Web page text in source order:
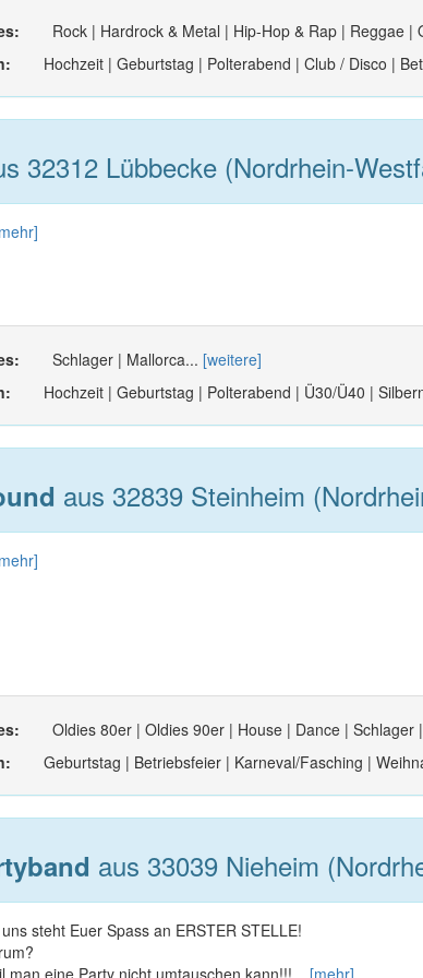
Rock | Hardrock & Metal | Hip-Hop & Rap | Reggae |
Hochzeit | Geburtstag | Polterabend | Club / Disco |
32312 Lübbecke (Nordrhein-
Schlager | Mallorca... [weitere]
Hochzeit | Geburtstag | Polterabend | Ü30/Ü40 |
aus 32839 Steinheim
Oldies 80er | Oldies 90er | House | Dance | Schlager
Geburtstag | Betriebsfeier | Karneval/Fasching |
aus 33039 Nieheim
steht Euer Spass an ERSTER STELLE!
man eine Party nicht umtauschen kann!!!... [mehr]